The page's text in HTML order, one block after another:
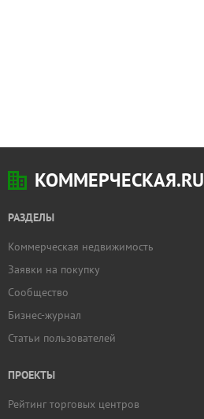
КОММЕРЧЕСКАЯ.RU
РАЗДЕЛЫ
Коммерческая недвижимость
Заявки на покупку
Сообщество
Бизнес-журнал
Статьи пользователей
ПРОЕКТЫ
Рейтинг торговых центров